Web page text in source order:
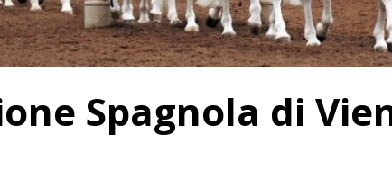
Spagnola di